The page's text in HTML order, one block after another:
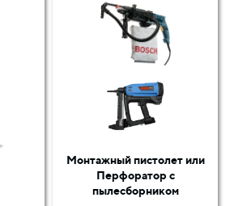
Монтажный пистолет или
Перфоратор с
пылесборником